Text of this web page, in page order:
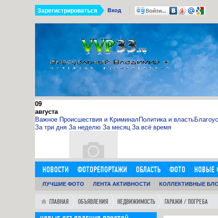
Вход
Зарегистрироваться
09
августа
Важное Происшествия и КриминалПолитика и власть
За три дня За неделю За месяц За всё время
0
11.09.15
http://sosna.kiev.ua - искуственная ёлка - нечно
Как я выбрал искусственную елку 1,8 м в
НОВОСТИ ФОТОРЕПОРТАЖИ ОБЛАСТЬ ФОТО НОВЫЕ
ДОБАВИТЬ ОБЪЯВЛЕНИЕ
ЛЮДИ ФОРУМ ГОРОД
ЛУЧШИЕ ФОТО ЛЕНТА АКТИВНОСТИ КОЛЛЕКТИВНЫЕ
ГЛАВНАЯ ОБЪЯВЛЕНИЯ НЕДВИЖИМОСТЬ ГАРАЖИ / ПОГРЕБА